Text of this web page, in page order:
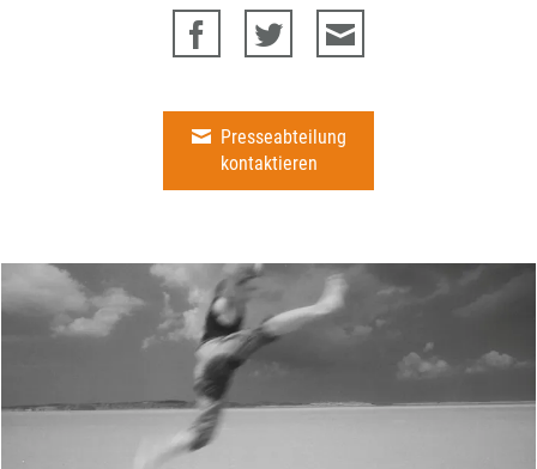
Presseabteilung
kontaktieren